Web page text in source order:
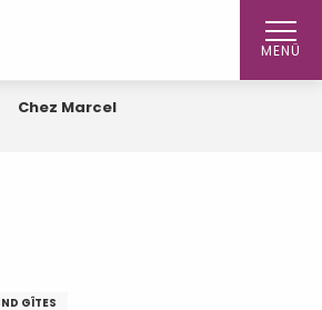
MENÜ
Chez Marcel
GÎTES